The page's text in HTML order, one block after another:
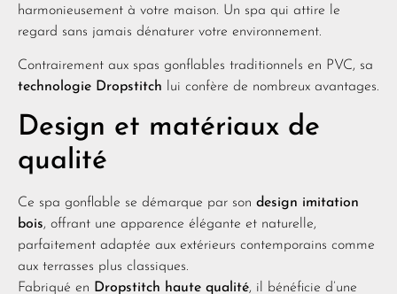
harmonieusement à votre maison. Un spa qui attire le
regard sans jamais dénaturer votre environnement.
Contrairement aux spas gonflables traditionnels en PVC, sa
technologie Dropstitch lui confère de nombreux avantages.
Design et matériaux de
qualité
Ce spa gonflable se démarque par son design imitation
bois, offrant une apparence élégante et naturelle,
parfaitement adaptée aux extérieurs contemporains comme
aux terrasses plus classiques.
Fabriqué en Dropstitch haute qualité, il bénéficie d’une